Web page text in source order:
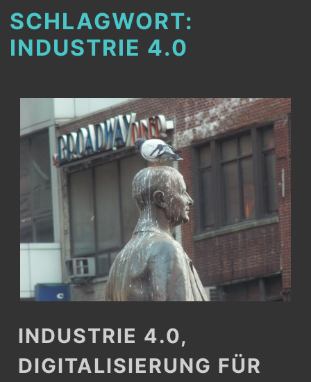
SCHLAGWORT:
INDUSTRIE 4.0
INDUSTRIE 4.0,
DIGITALISIERUNG FÜR